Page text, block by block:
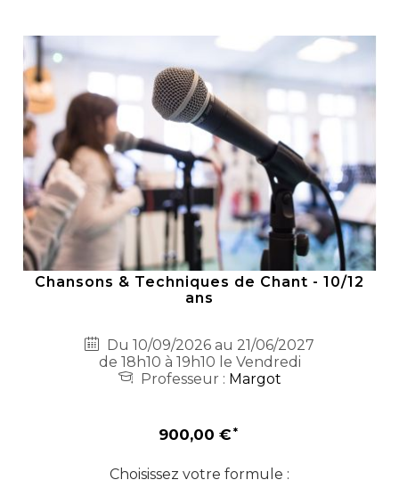
Chansons & Techniques de Chant - 10/12
ans
Du 10/09/2026 au 21/06/2027
de 18h10 à 19h10 le Vendredi
Professeur : Margot
900,00 €
Choisissez votre formule :